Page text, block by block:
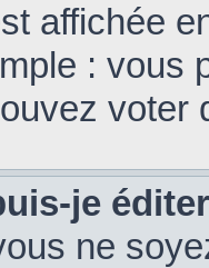
affichée
: vous
voter
je
ne